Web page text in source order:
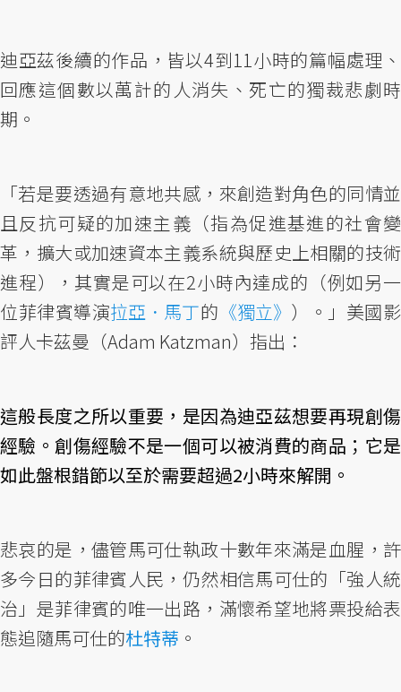
迪亞茲後續的作品，皆以4到11小時的篇幅處理、
回應這個數以萬計的人消失、死亡的獨裁悲劇時
期。
「若是要透過有意地共感，來創造對角色的同情並
且反抗可疑的加速主義（指為促進基進的社會變
革，擴大或加速資本主義系統與歷史上相關的技術
進程），其實是可以在2小時內達成的（例如另一
位菲律賓導演拉亞．馬丁的 《獨立》 ）。」美國影
評人卡茲曼（Adam Katzman）指出：
這般長度之所以重要，是因為迪亞茲想要再現創傷
經驗。創傷經驗不是一個可以被消費的商品；它是
如此盤根錯節以至於需要超過2小時來解開。
悲哀的是，儘管馬可仕執政十數年來滿是血腥，許
多今日的菲律賓人民，仍然相信馬可仕的「強人統
治」是菲律賓的唯一出路，滿懷希望地將票投給表
態追隨馬可仕的杜特蒂 。